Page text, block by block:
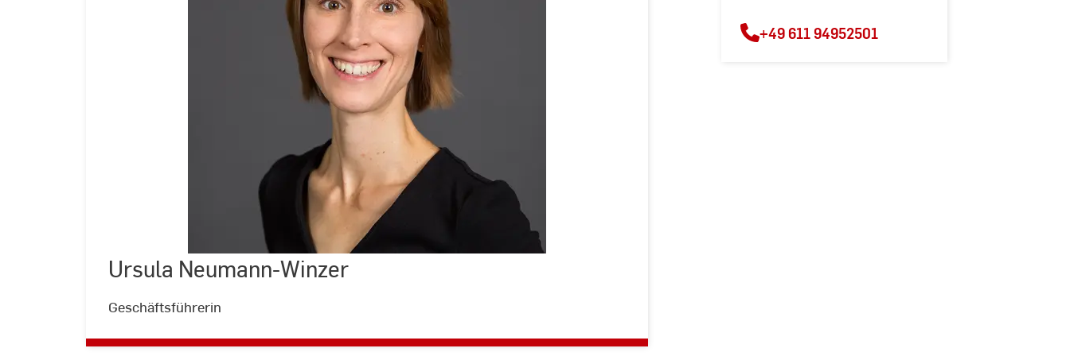
©
Andreas
Schlote
Hochschule
Ursula Neumann-Winzer
Geschäftsführerin
Ursula
Neumann-
Winzer
+49 611 94952501